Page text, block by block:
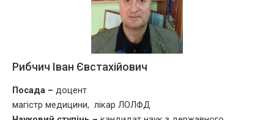
Рибчич Іван Євстахійович
Посада – доцент
магістр медицини, лікар ЛОЛФД